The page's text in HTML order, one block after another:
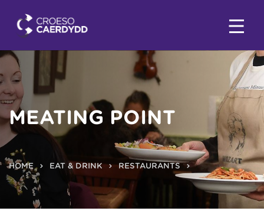
MEATING POINT
HOME EAT & DRINK RESTAURANTS